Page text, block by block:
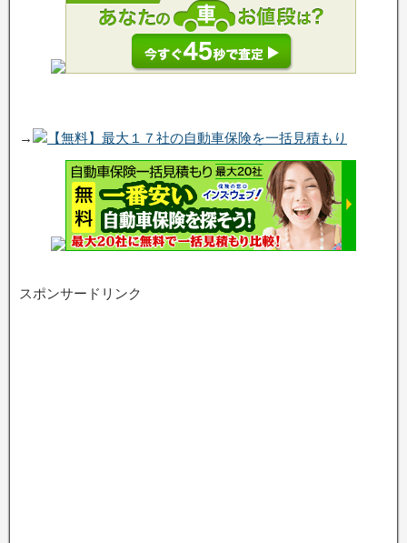
→ 【無料】最大１７社の自動車保険を一括見積もり
スポンサードリンク